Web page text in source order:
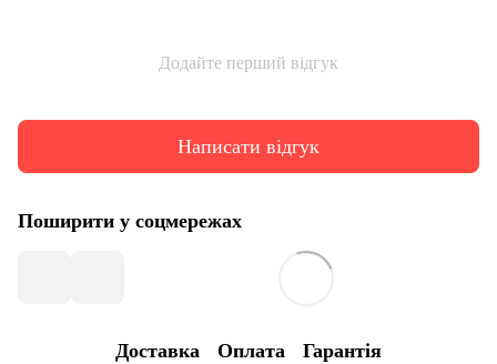
Додайте перший відгук
Написати відгук
Поширити у соцмережах
Доставка Оплата Гарантія